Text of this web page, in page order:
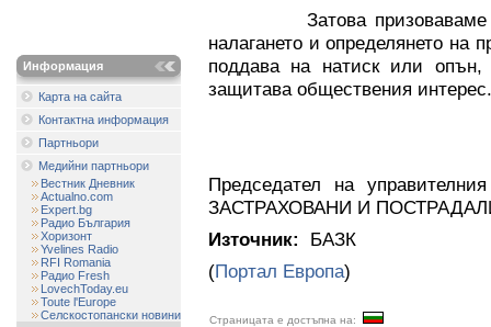
Информация
Карта на сайта
Контактна информация
Партньори
Медийни партньори
Вестник Дневник
Actualno.com
Expert.bg
Радио България
Хоризонт
Yvelines Radio
RFI Romania
Радио Fresh
LovechToday.eu
Toute l'Europe
Селскостопански новини
Затова призоваваме
налагането и определянето на
поддава на натиск или
защитава обществения интерес.
Председател на
ЗАСТРАХОВАНИ И
Източник: БАЗК
(Портал Европа)
Страницата е достъпна на: